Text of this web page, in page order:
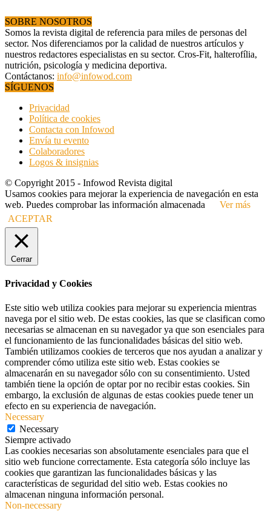
SOBRE NOSOTROS
Somos la revista digital de referencia para miles de personas del
sector. Nos diferenciamos por la calidad de nuestros artículos y
nuestros redactores especialistas en su sector. Cros-Fit, halterofília,
nutrición, psicología y medicina deportiva.
Contáctanos: info@infowod.com
SÍGUENOS
Privacidad
Política de cookies
Contacta con Infowod
Envía tu evento
Colaboradores
Logos & insignias
© Copyright 2015 - Infowod Revista digital
Usamos cookies para mejorar la experiencia de navegación en esta
web. Puedes comprobar las información almacenada
Ver más
ACEPTAR
Cerrar
Privacidad y Cookies
Este sitio web utiliza cookies para mejorar su experiencia mientras
navega por el sitio web. De estas cookies, las que se clasifican como
necesarias se almacenan en su navegador ya que son esenciales para
el funcionamiento de las funcionalidades básicas del sitio web.
También utilizamos cookies de terceros que nos ayudan a analizar y
comprender cómo utiliza este sitio web. Estas cookies se
almacenarán en su navegador sólo con su consentimiento. Usted
también tiene la opción de optar por no recibir estas cookies. Sin
embargo, la exclusión de algunas de estas cookies puede tener un
efecto en su experiencia de navegación.
Necessary
Necessary
Siempre activado
Las cookies necesarias son absolutamente esenciales para que el
sitio web funcione correctamente. Esta categoría sólo incluye las
cookies que garantizan las funcionalidades básicas y las
características de seguridad del sitio web. Estas cookies no
almacenan ninguna información personal.
Non-necessary